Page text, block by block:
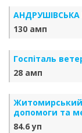
АНДРУШІВСЬКА
130 амп
Госпіталь
28 амп
Житомирський
допомоги та
84.6 уп